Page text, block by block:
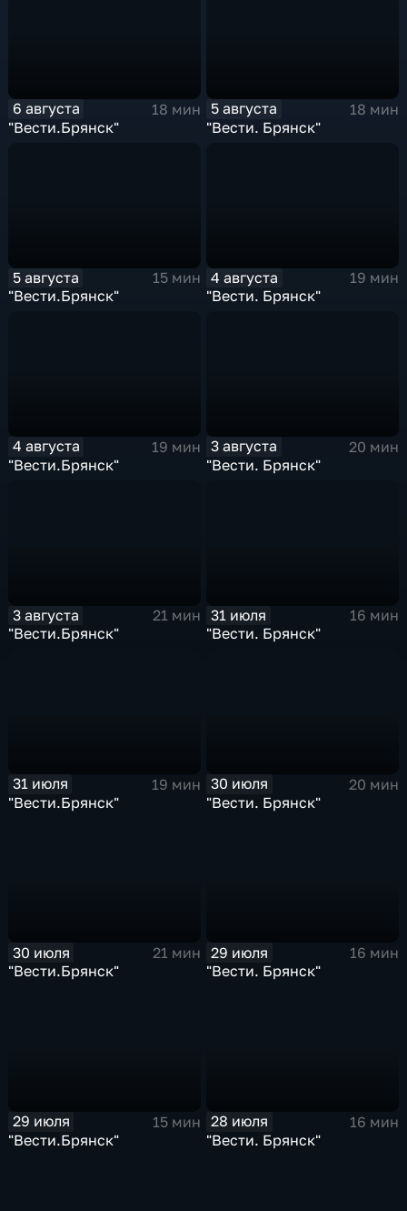
6 августа
18 мин
"Вести.Брянск"
5 августа
18 мин
"Вести. Брянск"
5 августа
15 мин
"Вести.Брянск"
4 августа
19 мин
"Вести. Брянск"
4 августа
19 мин
"Вести.Брянск"
3 августа
20 мин
"Вести. Брянск"
3 августа
21 мин
"Вести.Брянск"
31 июля
16 мин
"Вести. Брянск"
31 июля
19 мин
"Вести.Брянск"
30 июля
20 мин
"Вести. Брянск"
30 июля
21 мин
"Вести.Брянск"
29 июля
16 мин
"Вести. Брянск"
29 июля
15 мин
"Вести.Брянск"
28 июля
16 мин
"Вести. Брянск"